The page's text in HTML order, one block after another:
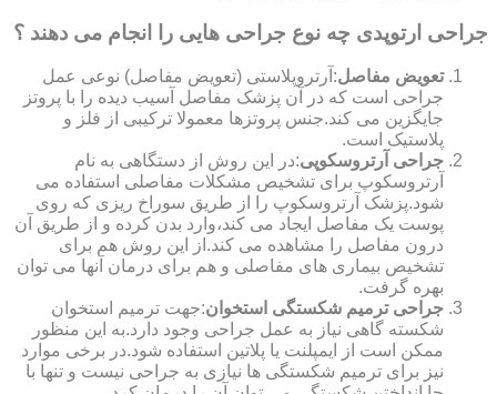
جراحی ارتوپدی چه نوع جراحی هایی را انجام می دهند ؟
تعویض مفاصل:آرتروپلاستی (تعویض مفاصل) نوعی عمل
جراحی است که در آن پزشک مفاصل آسیب دیده را با پروتز
جایگزین می کند.جنس پروتزها معمولا ترکیبی از فلز و
پلاستیک است.
جراحی آرتروسکوپی:در این روش از دستگاهی به نام
آرتروسکوپ برای تشخیص مشکلات مفاصلی استفاده می
شود.پزشک آرتروسکوپ را از طریق سوراخ ریزی که روی
پوست یک مفاصل ایجاد می کند،وارد بدن کرده و از طریق آن
درون مفاصل را مشاهده می کند.از این روش هم برای
تشخیص بیماری های مفاصلی و هم برای درمان آنها می توان
بهره گرفت.
جراحی ترمیم شکستگی استخوان:جهت ترمیم استخوان
شکسته گاهی نیاز به عمل جراحی وجود دارد.به این منظور
ممکن است از ایمپلنت یا پلاتین استفاده شود.در برخی موارد
نیز برای ترمیم شکستگی ها نیازی به جراحی نیست و تنها با